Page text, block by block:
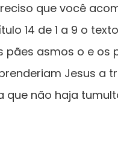
que você
14 de 1 a 9 o
asmos o e os
Jesus a
que não haja